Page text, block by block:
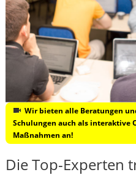
Wir bieten alle Beratungen
Schulungen auch als interaktive
Maßnahmen an!
Die Top-Experten